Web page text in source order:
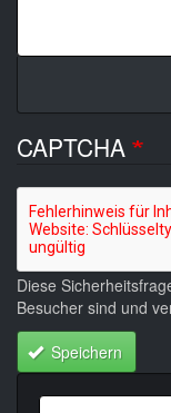
CAPTCHA
Diese
Besucher sind und
Speichern